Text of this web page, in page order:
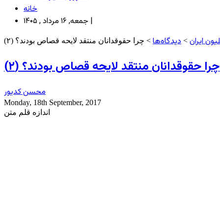
خانه
جمعه, ۱۶ مرداد , ۱۴۰۵ |
ایران > دیدگاه‌ها > چرا حقوقدانان منتقد لایحه قصاص بودند؟ (۲)
چرا حقوقدانان منتقد لایحه قصاص بودند؟ (۲)
محسن کدیور
Monday, 18th September, 2017
اندازه قلم متن